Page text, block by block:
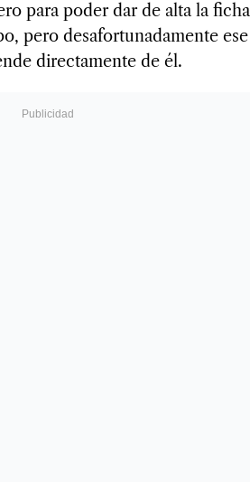
para poder dar de alta la ficha
pero desafortunadamente ese
directamente de él.